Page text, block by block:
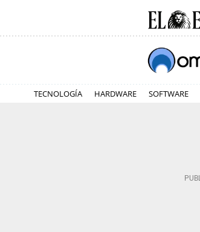
TECNOLOGÍA HARDWARE SOFTWARE